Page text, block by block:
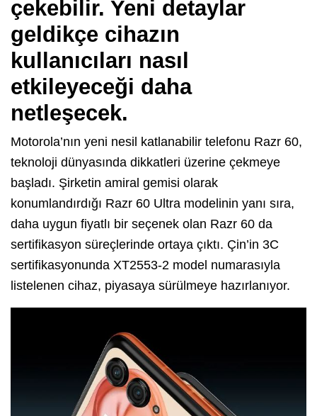
çekebilir. Yeni detaylar
geldikçe cihazın
kullanıcıları nasıl
etkileyeceği daha
netleşecek.
Motorola’nın yeni nesil katlanabilir telefonu Razr 60,
teknoloji dünyasında dikkatleri üzerine çekmeye
başladı. Şirketin amiral gemisi olarak
konumlandırdığı Razr 60 Ultra modelinin yanı sıra,
daha uygun fiyatlı bir seçenek olan Razr 60 da
sertifikasyon süreçlerinde ortaya çıktı. Çin’in 3C
sertifikasyonunda XT2553-2 model numarasıyla
listelenen cihaz, piyasaya sürülmeye hazırlanıyor.